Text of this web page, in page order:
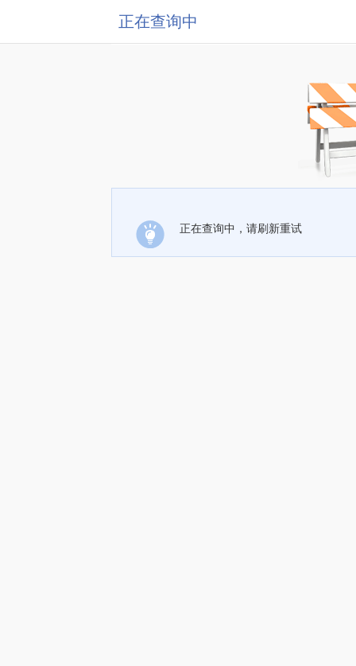
正在查询中
正在查询中，请刷新重试